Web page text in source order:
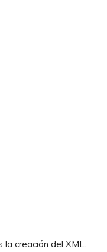
la creación del XML.